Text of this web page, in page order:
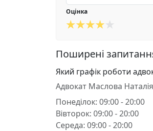
Оцінка
Поширені
Який графік роботи
Адвокат Маслова
Понеділок: 09:00 - 20:00
Вівторок: 09:00 - 20:00
Середа: 09:00 - 20:00